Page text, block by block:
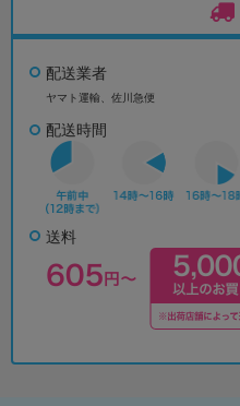
配送業者
ヤマト運輸、佐川急便
配送時間
送料